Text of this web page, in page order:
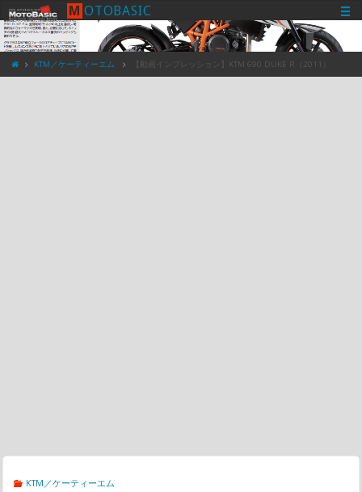
M OTOBASIC
KTM／ケーティーエム 【動画インプレッション】KTM 690 DUKE R（2011）
KTM／ケーティーエム